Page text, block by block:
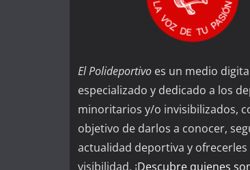
El Polideportivo es un medio
especializado y dedicado a los
minoritarios y/o invisibilizados,
objetivo de darlos a conocer,
actualidad deportiva y
visibilidad. ¡Descubre quienes